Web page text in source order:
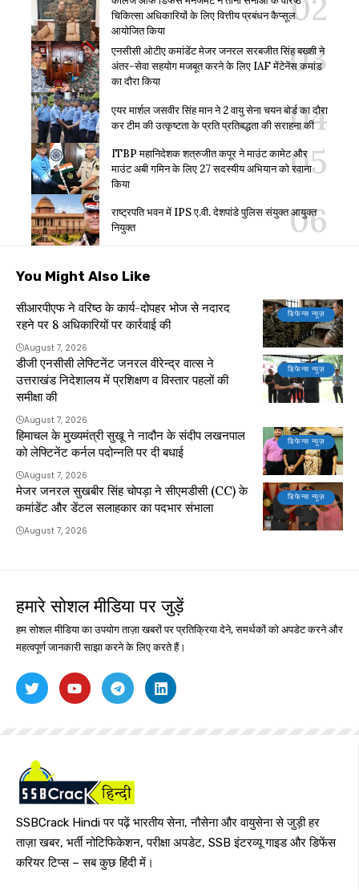
चिकित्सा अधिकारियों के लिए वित्तीय प्रबंधन कैप्सूल
आयोजित किया
एनसीसी ओटीए कमांडेंट मेजर जनरल सरबजीत सिंह बख्शी ने
अंतर-सेवा सहयोग मजबूत करने के लिए IAF मेंटेनेंस कमांड
का दौरा किया
एयर मार्शल जसवीर सिंह मान ने 2 वायु सेना चयन बोर्ड का दौरा
कर टीम की उत्कृष्टता के प्रति प्रतिबद्धता की सराहना की
ITBP महानिदेशक शत्रुजीत कपूर ने माउंट कामेट और
माउंट अबी गमिन के लिए 27 सदस्यीय अभियान को रवाना
किया
राष्ट्रपति भवन में IPS ए.वी. देशपांडे पुलिस संयुक्त आयुक्त
नियुक्त
You Might Also Like
डिफेन्स न्यूज़
सीआरपीएफ ने वरिष्ठ के कार्य-दोपहर भोज से नदारद
रहने पर 8 अधिकारियों पर कार्रवाई की
August 7, 2026
डिफेन्स न्यूज़
डीजी एनसीसी लेफ्टिनेंट जनरल वीरेन्द्र वात्स ने
उत्तराखंड निदेशालय में प्रशिक्षण व विस्तार पहलों की
समीक्षा की
August 7, 2026
डिफेन्स न्यूज़
हिमाचल के मुख्यमंत्री सुखू ने नादौन के संदीप लखनपाल
को लेफ्टिनेंट कर्नल पदोन्नति पर दी बधाई
August 7, 2026
डिफेन्स न्यूज़
मेजर जनरल सुखबीर सिंह चोपड़ा ने सीएमडीसी (CC) के
कमांडेंट और डेंटल सलाहकार का पदभार संभाला
August 7, 2026
हमारे सोशल मीडिया पर जुड़ें
हम सोशल मीडिया का उपयोग ताज़ा खबरों पर प्रतिक्रिया देने, समर्थकों को अपडेट करने और
महत्वपूर्ण जानकारी साझा करने के लिए करते हैं।
SSBCrack Hindi पर पढ़ें भारतीय सेना, नौसेना और वायुसेना से जुड़ी हर
ताज़ा खबर, भर्ती नोटिफिकेशन, परीक्षा अपडेट, SSB इंटरव्यू गाइड और डिफेंस
करियर टिप्स – सब कुछ हिंदी में।